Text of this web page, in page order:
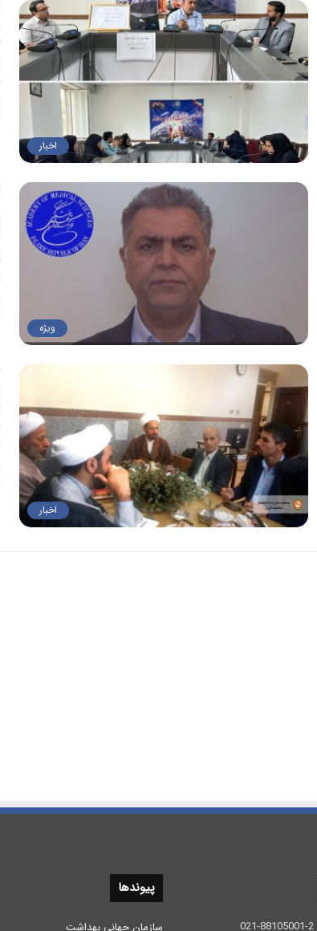
اخبار
ویژه
اخبار
پیوندها
سازمان جهانی بهداشت